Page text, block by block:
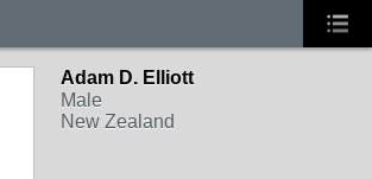
Adam D. Elliott
Male
New Zealand